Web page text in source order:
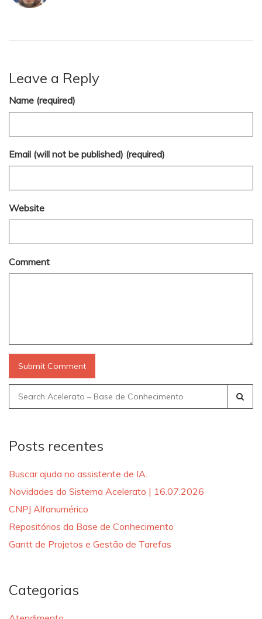
Leave a Reply
Name (required)
Email (will not be published) (required)
Website
Comment
Search
for:
Posts recentes
Buscar ajuda no assistente de IA.
Novidades do Sistema Acelerato | 16.07.2026
CNPJ Alfanumérico
Repositórios da Base de Conhecimento
Gantt de Projetos e Gestão de Tarefas
Categorias